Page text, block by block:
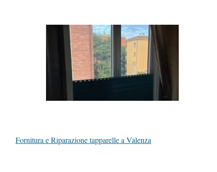
Fornitura e Riparazione tapparelle a Valenza